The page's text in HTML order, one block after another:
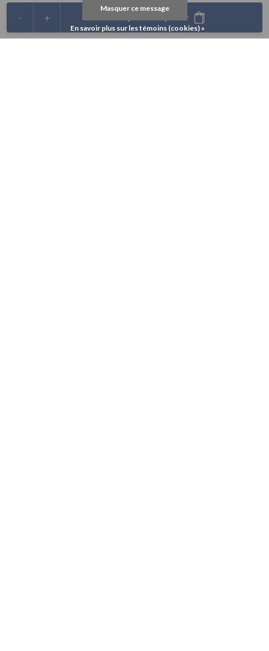
+
- Ajouter au panier
Masquer ce message
En savoir plus sur les témoins (cookies) »